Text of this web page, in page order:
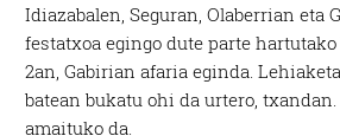
Idiazabalen, Seguran, Olaberrian eta
festatxoa egingo dute parte
2an, Gabirian afaria eginda.
batean bukatu ohi da urtero,
amaituko da.